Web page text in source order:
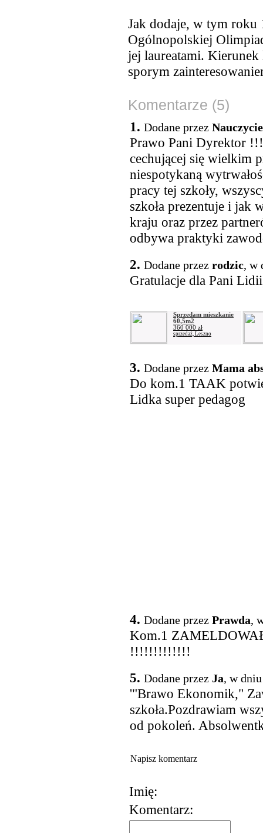
Jak dodaje, w tym roku
Ogólnopolskiej
jej laureatami.
sporym
Komentarze (5)
1. Dodane przez
Prawo Pani Dyrektor
cechującej się wielkim
niespotykaną
pracy tej szkoły,
szkoła prezentuje i jak
kraju oraz przez
odbywa praktyki
2. Dodane przez rodzic, w
Gratulacje dla Pani
Sprzedam mieszkanie
60,5m2
360 000 zł
sprzedaż, Leszno
3. Dodane przez Mama
Do kom.1 TAAK
Lidka super pedagog
4. Dodane przez Prawda,
Kom.1
!!!!!!!!!!!!!
5. Dodane przez Ja, w
'"Brawo Ekonomik,"
szkoła.Pozdrawiam
od pokoleń.
Napisz komentarz
Imię:
Komentarz: